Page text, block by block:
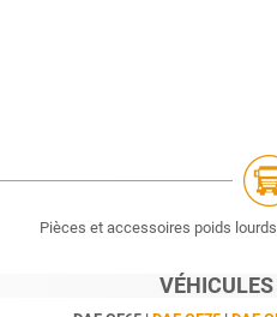
Pièces et accessoires poids